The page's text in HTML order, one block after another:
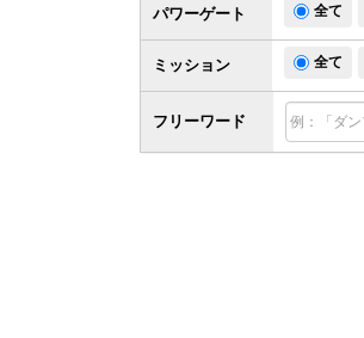
フリーワード
パワーゲート 全て
ミッション 全て